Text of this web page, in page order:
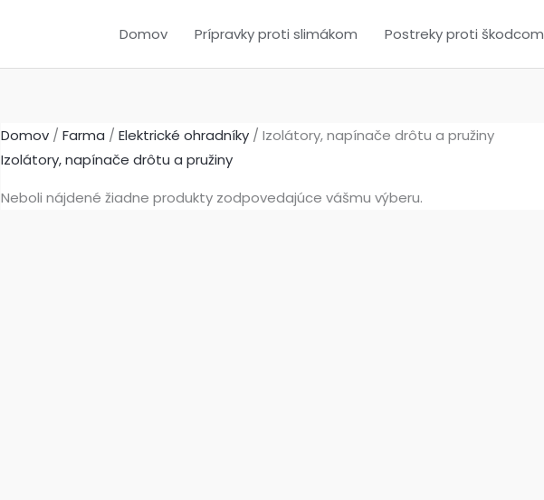
Domov Prípravky proti slimákom Postreky proti škodcom
Domov / Farma / Elektrické ohradníky / Izolátory, napínače drôtu a pružiny
Izolátory, napínače drôtu a pružiny
Neboli nájdené žiadne produkty zodpovedajúce vášmu výberu.